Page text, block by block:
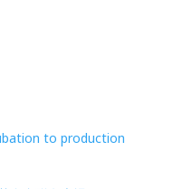
to production